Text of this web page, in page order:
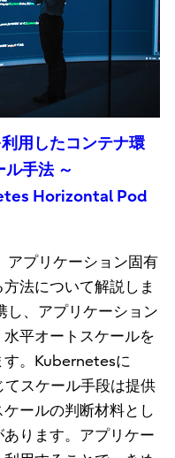
用したコンテナ環
手法 ～
Horizontal Pod
プリケーション固有
法について解説しま
、アプリケーション
平オートスケールを
す。Kubernetesに
てスケール手段は提供
ールの判断材料とし
ります。アプリケー